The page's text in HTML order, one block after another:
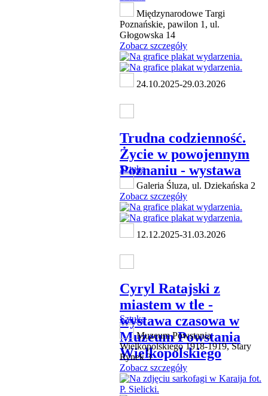
Międzynarodowe Targi
Poznańskie, pawilon 1, ul.
Głogowska 14
Zobacz szczegóły
24.10.2025-29.03.2026
Trudna codzienność.
Życie w powojennym
Poznaniu - wystawa
Sztuka
Galeria Śluza, ul. Dziekańska 2
Zobacz szczegóły
12.12.2025-31.03.2026
Cyryl Ratajski z
miastem w tle -
wystawa czasowa w
Muzeum Powstania
Wielkopolskiego
Sztuka
Muzeum Powstania
Wielkopolskiego 1918-1919, Stary
Rynek 3
Zobacz szczegóły